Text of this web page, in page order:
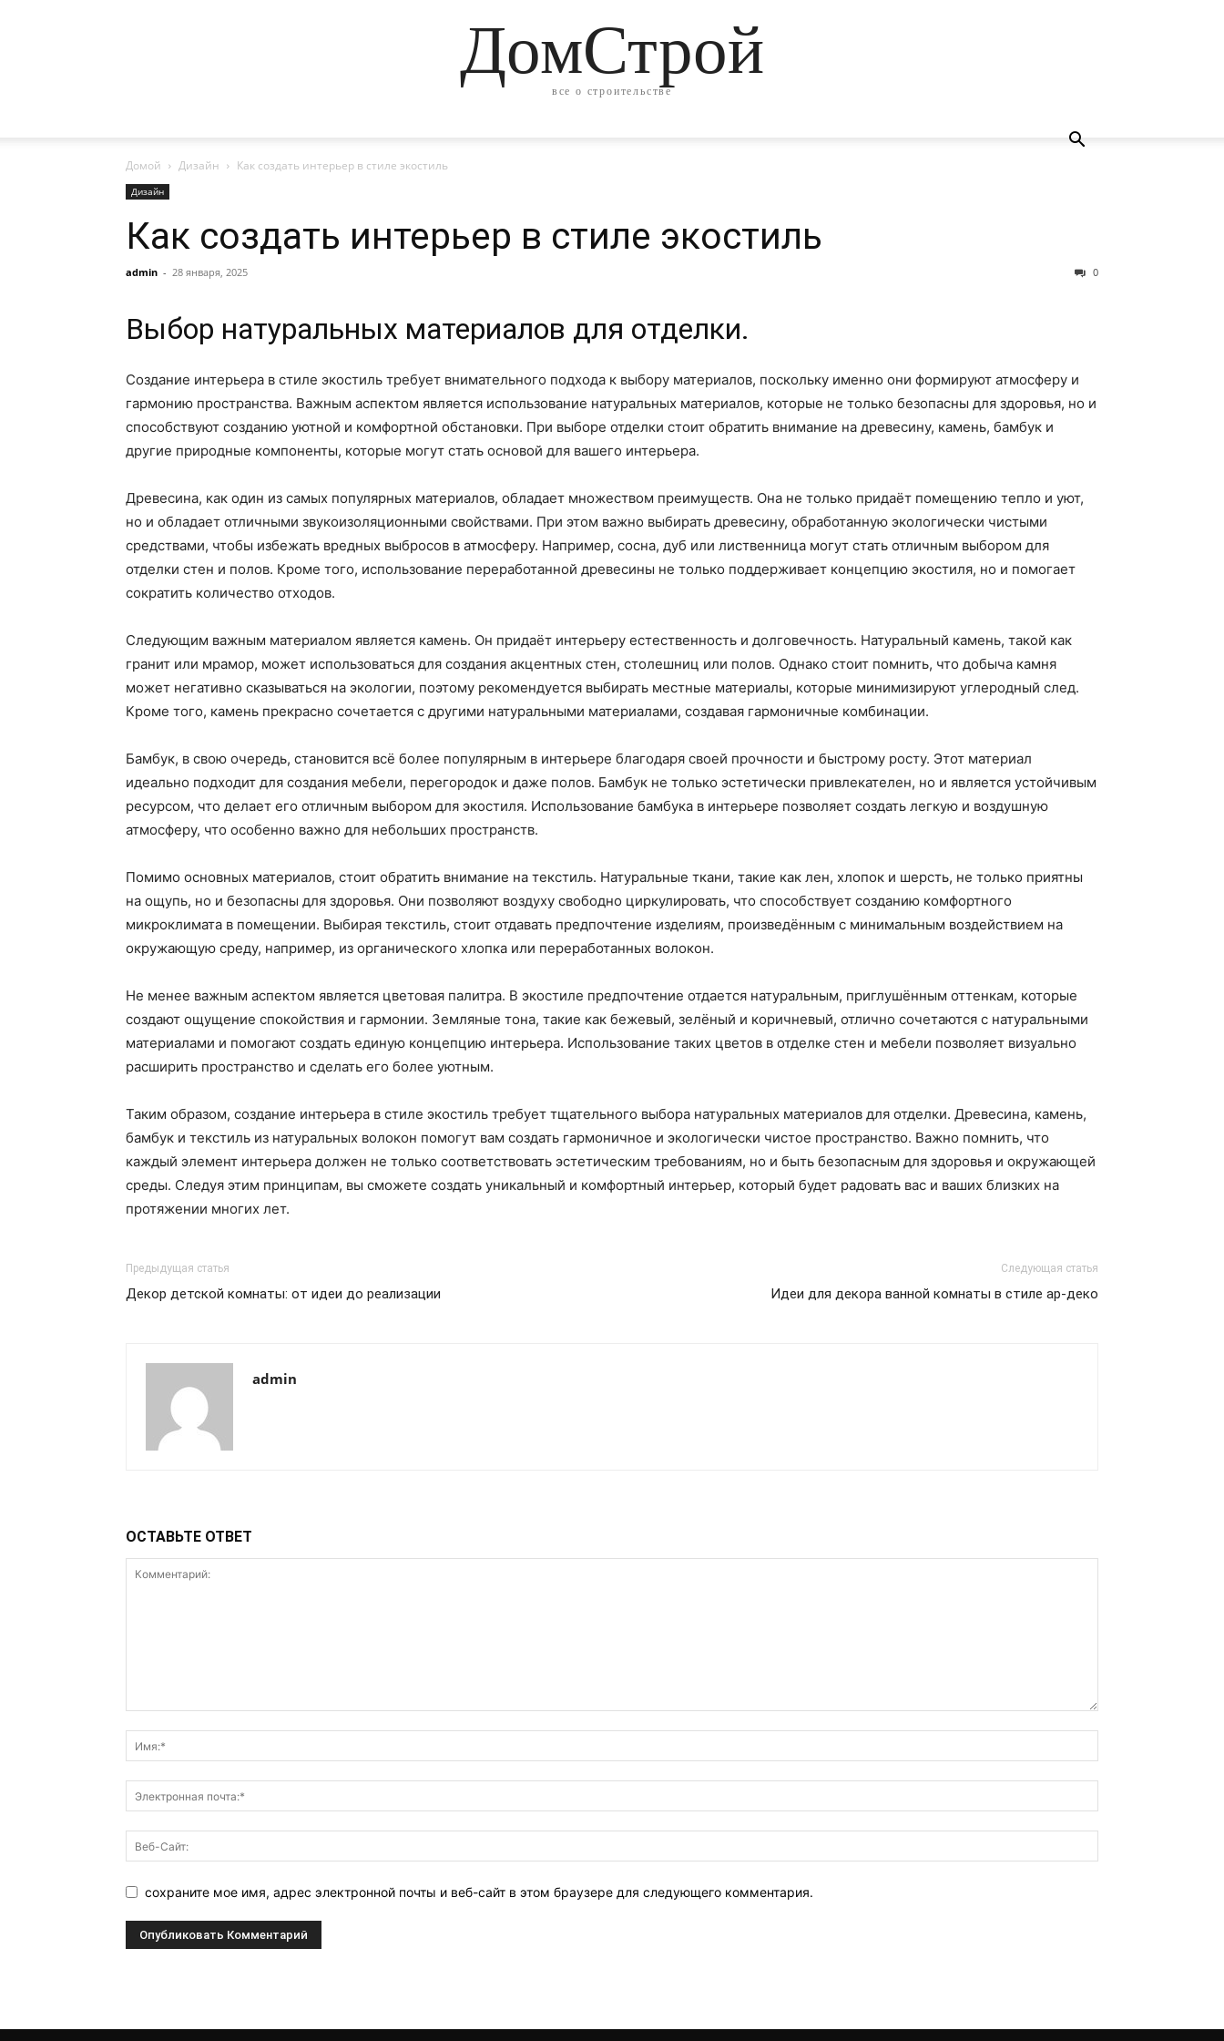
ДомСтрой
все о строительстве
Домой Дизайн Как создать интерьер в стиле экостиль
Дизайн
Как создать интерьер в стиле экостиль
admin - 28 января, 2025 0
Выбор натуральных материалов для отделки.
Создание интерьера в стиле экостиль требует внимательного подхода к выбору материалов, поскольку именно они формируют атмосферу и
гармонию пространства. Важным аспектом является использование натуральных материалов, которые не только безопасны для здоровья, но и
способствуют созданию уютной и комфортной обстановки. При выборе отделки стоит обратить внимание на древесину, камень, бамбук и
другие природные компоненты, которые могут стать основой для вашего интерьера.
Древесина, как один из самых популярных материалов, обладает множеством преимуществ. Она не только придаёт помещению тепло и уют,
но и обладает отличными звукоизоляционными свойствами. При этом важно выбирать древесину, обработанную экологически чистыми
средствами, чтобы избежать вредных выбросов в атмосферу. Например, сосна, дуб или лиственница могут стать отличным выбором для
отделки стен и полов. Кроме того, использование переработанной древесины не только поддерживает концепцию экостиля, но и помогает
сократить количество отходов.
Следующим важным материалом является камень. Он придаёт интерьеру естественность и долговечность. Натуральный камень, такой как
гранит или мрамор, может использоваться для создания акцентных стен, столешниц или полов. Однако стоит помнить, что добыча камня
может негативно сказываться на экологии, поэтому рекомендуется выбирать местные материалы, которые минимизируют углеродный след.
Кроме того, камень прекрасно сочетается с другими натуральными материалами, создавая гармоничные комбинации.
Бамбук, в свою очередь, становится всё более популярным в интерьере благодаря своей прочности и быстрому росту. Этот материал
идеально подходит для создания мебели, перегородок и даже полов. Бамбук не только эстетически привлекателен, но и является устойчивым
ресурсом, что делает его отличным выбором для экостиля. Использование бамбука в интерьере позволяет создать легкую и воздушную
атмосферу, что особенно важно для небольших пространств.
Помимо основных материалов, стоит обратить внимание на текстиль. Натуральные ткани, такие как лен, хлопок и шерсть, не только приятны
на ощупь, но и безопасны для здоровья. Они позволяют воздуху свободно циркулировать, что способствует созданию комфортного
микроклимата в помещении. Выбирая текстиль, стоит отдавать предпочтение изделиям, произведённым с минимальным воздействием на
окружающую среду, например, из органического хлопка или переработанных волокон.
Не менее важным аспектом является цветовая палитра. В экостиле предпочтение отдается натуральным, приглушённым оттенкам, которые
создают ощущение спокойствия и гармонии. Земляные тона, такие как бежевый, зелёный и коричневый, отлично сочетаются с натуральными
материалами и помогают создать единую концепцию интерьера. Использование таких цветов в отделке стен и мебели позволяет визуально
расширить пространство и сделать его более уютным.
Таким образом, создание интерьера в стиле экостиль требует тщательного выбора натуральных материалов для отделки. Древесина, камень,
бамбук и текстиль из натуральных волокон помогут вам создать гармоничное и экологически чистое пространство. Важно помнить, что
каждый элемент интерьера должен не только соответствовать эстетическим требованиям, но и быть безопасным для здоровья и окружающей
среды. Следуя этим принципам, вы сможете создать уникальный и комфортный интерьер, который будет радовать вас и ваших близких на
протяжении многих лет.
Предыдущая статья
Декор детской комнаты: от идеи до реализации
Следующая статья
Идеи для декора ванной комнаты в стиле ар-деко
admin
ОСТАВЬТЕ ОТВЕТ
сохраните мое имя, адрес электронной почты и веб-сайт в этом браузере для следующего комментария.